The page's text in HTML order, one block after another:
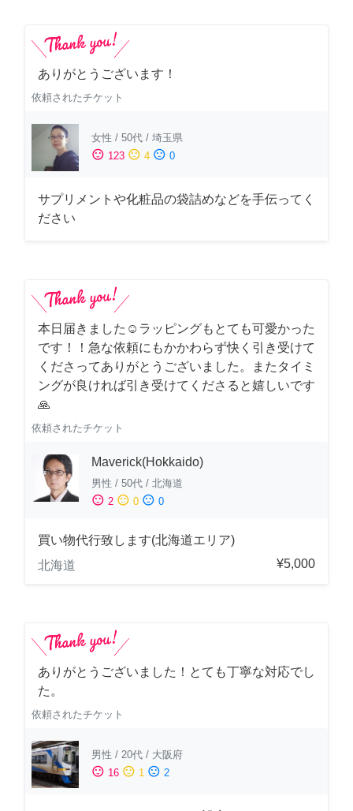
ありがとうございます！
依頼されたチケット
女性 / 50代 / 埼玉県
sentiment_satisfied 123 sentiment_neutral 4 sentiment_dissatisfied 0
サプリメントや化粧品の袋詰めなどを手伝ってく
ださい
本日届きました☺️ラッピングもとても可愛かった
です！！急な依頼にもかかわらず快く引き受けて
くださってありがとうございました。またタイミ
ングが良ければ引き受けてくださると嬉しいです
🙏
依頼されたチケット
Maverick(Hokkaido)
男性 / 50代 / 北海道
sentiment_satisfied 2 sentiment_neutral 0 sentiment_dissatisfied 0
買い物代行致します(北海道エリア)
北海道
¥5,000
ありがとうございました！とても丁寧な対応でし
た。
依頼されたチケット
男性 / 20代 / 大阪府
sentiment_satisfied 16 sentiment_neutral 1 sentiment_dissatisfied 2